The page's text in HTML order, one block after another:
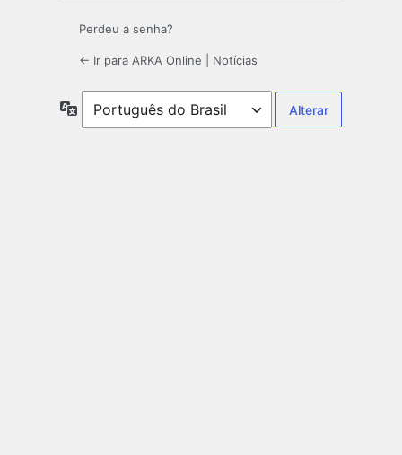
Perdeu a senha?
← Ir para ARKA Online | Notícias
Idioma